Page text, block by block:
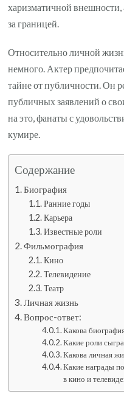
харизматичной внешности,
за границей.
Относительно личной
немного. Актер
тайне от публичности. Он
публичных заявлений о
на это, фанаты с
кумире.
Содержание
Биография
Ранние годы
Карьера
Известные роли
Фильмография
Кино
Телевидение
Театр
Личная жизнь
Вопрос-ответ:
Какова
Какие роли
Какова личная
Какие награды
в кино и